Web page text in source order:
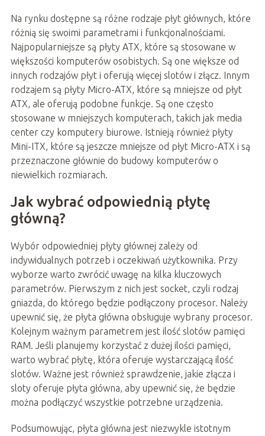
Na rynku dostępne są różne rodzaje płyt głównych, które
różnią się swoimi parametrami i funkcjonalnościami.
Najpopularniejsze są płyty ATX, które są stosowane w
większości komputerów osobistych. Są one większe od
innych rodzajów płyt i oferują więcej slotów i złącz. Innym
rodzajem są płyty Micro-ATX, które są mniejsze od płyt
ATX, ale oferują podobne funkcje. Są one często
stosowane w mniejszych komputerach, takich jak media
center czy komputery biurowe. Istnieją również płyty
Mini-ITX, które są jeszcze mniejsze od płyt Micro-ATX i są
przeznaczone głównie do budowy komputerów o
niewielkich rozmiarach.
Jak wybrać odpowiednią płytę
główną?
Wybór odpowiedniej płyty głównej zależy od
indywidualnych potrzeb i oczekiwań użytkownika. Przy
wyborze warto zwrócić uwagę na kilka kluczowych
parametrów. Pierwszym z nich jest socket, czyli rodzaj
gniazda, do którego będzie podłączony procesor. Należy
upewnić się, że płyta główna obsługuje wybrany procesor.
Kolejnym ważnym parametrem jest ilość slotów pamięci
RAM. Jeśli planujemy korzystać z dużej ilości pamięci,
warto wybrać płytę, która oferuje wystarczającą ilość
slotów. Ważne jest również sprawdzenie, jakie złącza i
sloty oferuje płyta główna, aby upewnić się, że będzie
można podłączyć wszystkie potrzebne urządzenia.
Podsumowując, płyta główna jest niezwykle istotnym